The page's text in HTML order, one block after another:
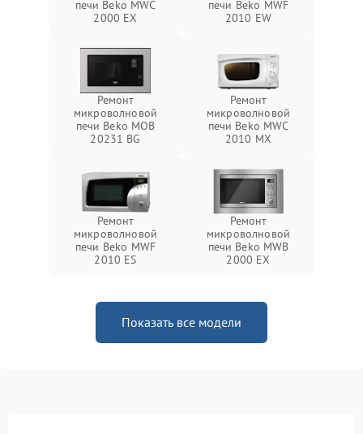
печи Beko MWC
2000 EX
печи Beko MWF
2010 EW
Ремонт
микроволновой
печи Beko MOB
20231 BG
Ремонт
микроволновой
печи Beko MWC
2010 MX
Ремонт
микроволновой
печи Beko MWF
2010 ES
Ремонт
микроволновой
печи Beko MWB
2000 EX
Показать все модели